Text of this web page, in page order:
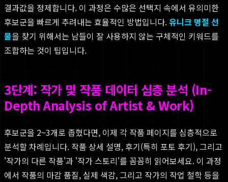
결과값을 정제합니다. 이 과정은 수많은 선택지 속에서 유의미한
후보군을 빠르게 추려내는 효율적인 방법입니다.유니크 명절 선
물을 찾기 위해서는 남들이 잘 사용하지 않는 구체적인 키워드를
조합하는 것이 팁입니다.
3단계: 작가 및 작품 데이터 심층 분석 (In-
Depth Analysis of Artist & Work)
후보군을 2~3개로 좁혔다면, 이제 각 작품 페이지를 심층적으로
분석할 차례입니다. 작품 상세 설명, 후기(특히 포토 후기), 그리고
'작가의 다른 작품'과 '작가 스토리'를 꼼꼼히 읽어보세요. 이 과정
에서 작품의 마감 품질, 실제 색감, 그리고 작가의 작업 철학 등을